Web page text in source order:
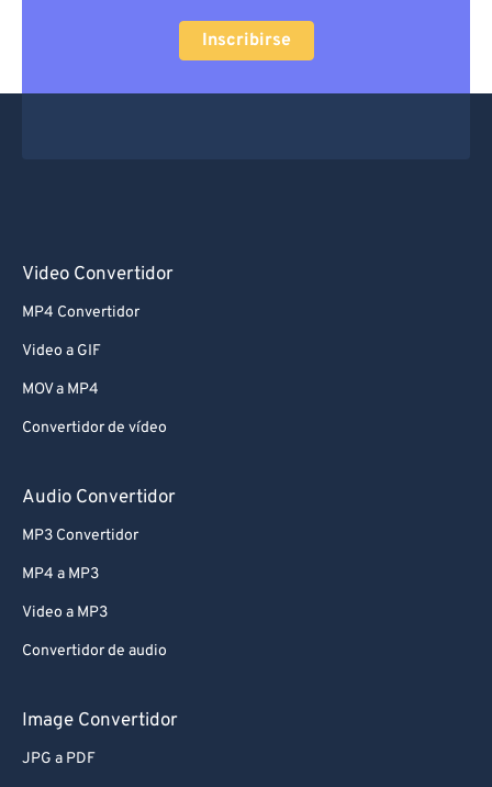
Inscribirse
Video Convertidor
MP4 Convertidor
Video a GIF
MOV a MP4
Convertidor de vídeo
Audio Convertidor
MP3 Convertidor
MP4 a MP3
Video a MP3
Convertidor de audio
Image Convertidor
JPG a PDF